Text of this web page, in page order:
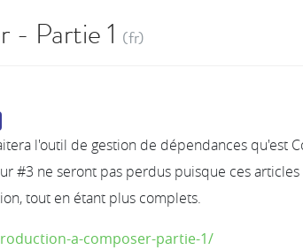
- Partie 1 (fr)
l'outil de gestion de dépendances qu'est
#3 ne seront pas perdus puisque ces
tout en étant plus complets.
a-composer-partie-1/